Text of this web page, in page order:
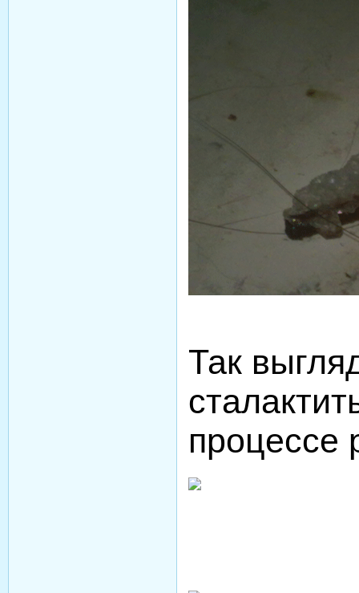
Так
процессе